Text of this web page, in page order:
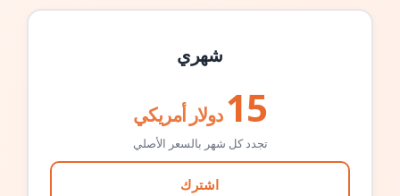
شهري
15 دولار أمريكي
تجدد كل شهر بالسعر الأصلي
اشترك